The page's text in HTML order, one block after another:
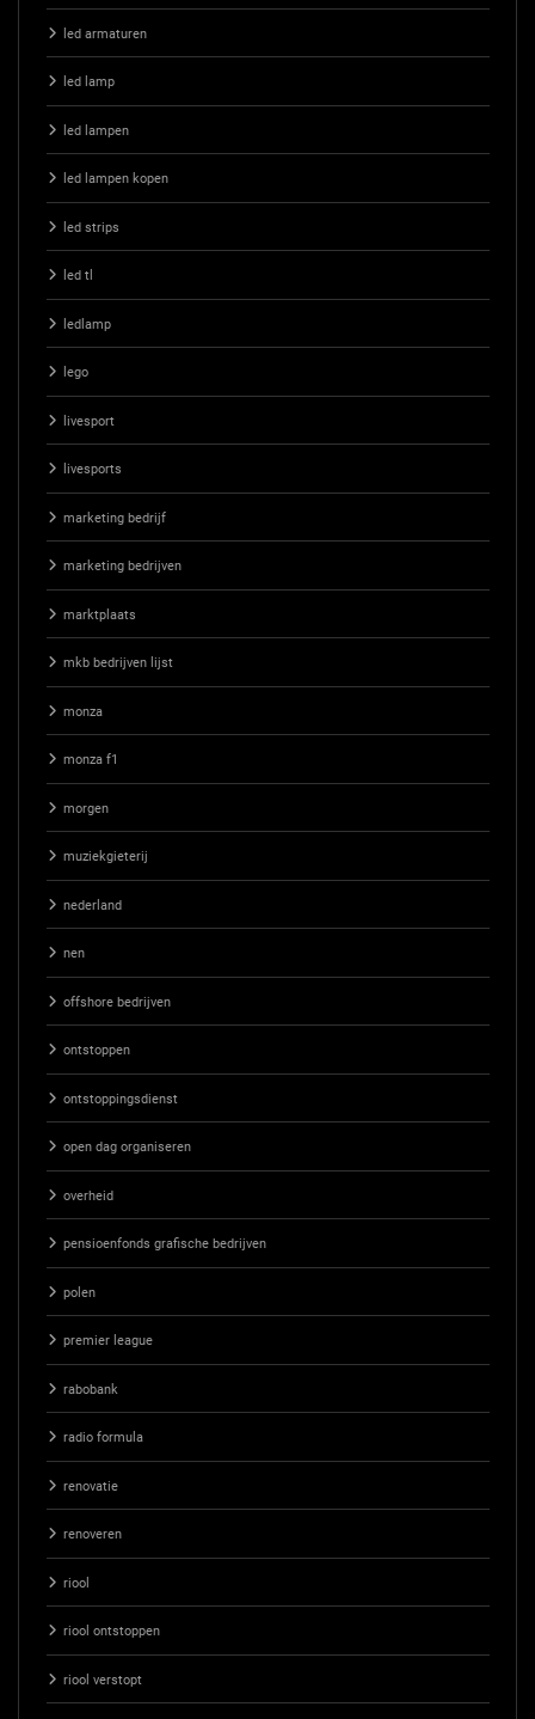
led armaturen
led lamp
led lampen
led lampen kopen
led strips
led tl
ledlamp
lego
livesport
livesports
marketing bedrijf
marketing bedrijven
marktplaats
mkb bedrijven lijst
monza
monza f1
morgen
muziekgieterij
nederland
nen
offshore bedrijven
ontstoppen
ontstoppingsdienst
open dag organiseren
overheid
pensioenfonds grafische bedrijven
polen
premier league
rabobank
radio formula
renovatie
renoveren
riool
riool ontstoppen
riool verstopt